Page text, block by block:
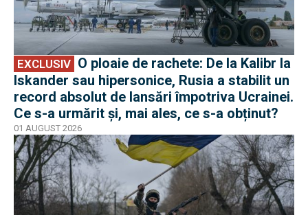
EXCLUSIV
Iskander sau hipersonice, Rusia a stabilit un
record absolut de lansări împotriva Ucrainei.
Ce s-a urmărit și, mai ales, ce s-a obținut?
01 AUGUST 2026